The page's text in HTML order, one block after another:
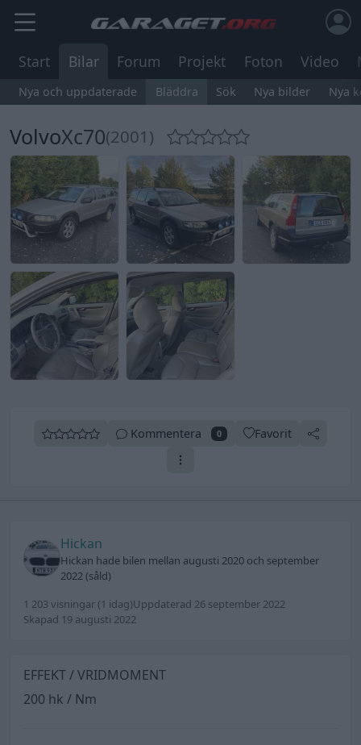
Start Bilar Forum Projekt Foton Video
Nya och uppdaterade Bläddra Sök Nya bilder Nya
VolvoXc70(2001)
Kommentera 0 Favorit
Hickan
Hickan hade bilen mellan augusti 2020 och september
2022 (såld)
1 203 visningar (1 idag)Uppdaterad 26 september 2022
Skapad 19 augusti 2022
EFFEKT / VRIDMOMENT
200 hk / Nm